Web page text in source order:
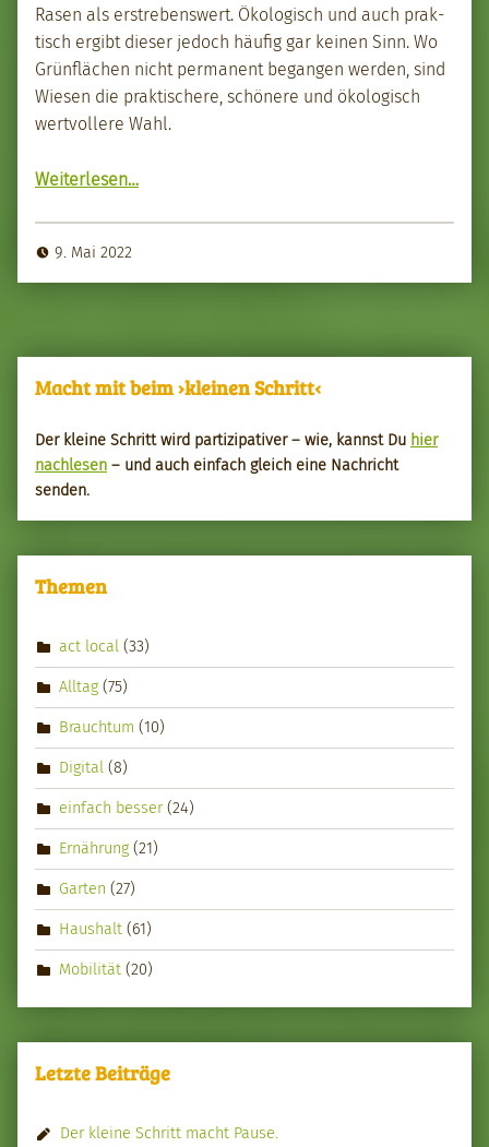
Rasen als erstrebenswert. Ökol­o­gisch und auch prak­
tisch ergibt dieser jedoch häu­fig gar keinen Sinn. Wo
Grün­flächen nicht per­ma­nent began­gen wer­den, sind
Wiesen die prak­tis­chere, schönere und ökol­o­gisch
wertvollere Wahl.
Weit­er­lesen…
9. Mai 2022
Macht mit beim ›kleinen Schritt‹
Der kleine Schritt wird par­tizipa­tiv­er – wie, kannst Du hier
nach­le­sen – und auch ein­fach gle­ich eine Nachricht
senden.
Themen
act local (33)
Alltag (75)
Brauchtum (10)
Digital (8)
einfach besser(24)
Ernährung (21)
Garten (27)
Haushalt (61)
Mobilität (20)
Letzte Beiträge
Der kleine Schritt macht Pause.